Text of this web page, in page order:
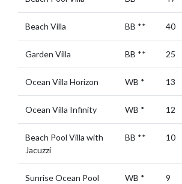
Beach Villa BB ** 40
Garden Villa BB ** 25
Ocean Villa Horizon WB * 13
Ocean Villa Infinity WB * 12
Beach Pool Villa with
Jacuzzi
BB ** 10
Sunrise Ocean Pool
WB * 9